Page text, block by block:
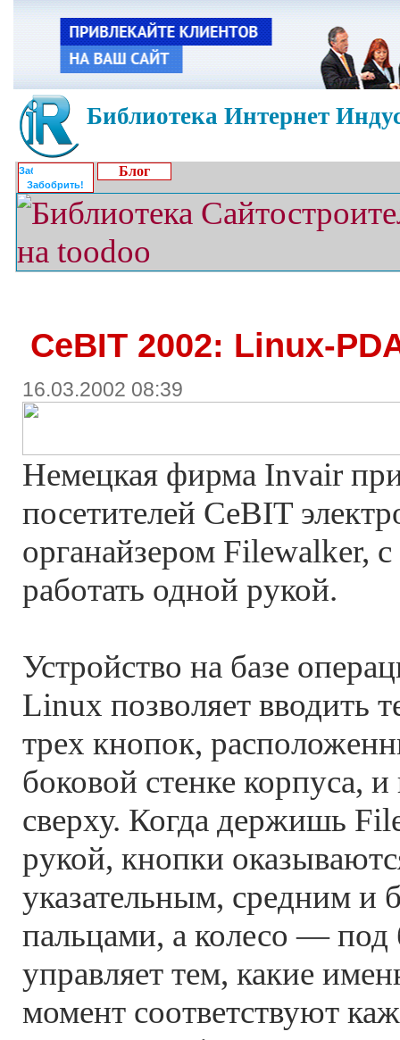
Библиотека Интернет
Забобрить!
Блог
CeBIT 2002: Linux-
16.03.2002 08:39
Немецкая фирма Invair
посетителей CeBIT
органайзером Filewalker,
работать одной рукой.
Устройство на базе
Linux позволяет вводить
трех кнопок,
боковой стенке корпуса,
сверху. Когда держишь
рукой, кнопки
указательным, средним и
пальцами, а колесо —
управляет тем, какие
момент соответствуют